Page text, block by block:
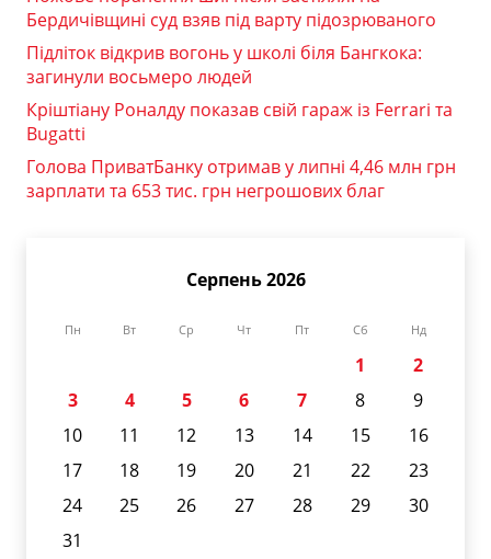
Бердичівщині суд взяв під варту підозрюваного
Підліток відкрив вогонь у школі біля Бангкока:
загинули восьмеро людей
Кріштіану Роналду показав свій гараж із Ferrari та
Bugatti
Голова ПриватБанку отримав у липні 4,46 млн грн
зарплати та 653 тис. грн негрошових благ
Серпень 2026
Пн Вт Ср Чт Пт Сб Нд
1
2
3
4 5 6 7 8
9
10
11 12 13 14 15
16
17
18 19 20 21 22
23
24
25 26 27 28 29
30
31